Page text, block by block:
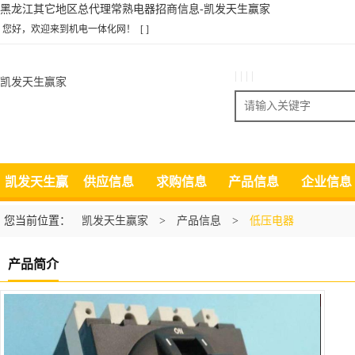
黑龙江其它地区总代理常熟电器招商信息-凯发天生赢家
您好，欢迎来到机电一体化网！ [ ]
凯发天生赢家
搜索
凯发天生赢
家
供应信息 求购信息 产品信息 企业信息
您当前位置： 凯发天生赢家 > 产品信息 > 低压电器
产品简介